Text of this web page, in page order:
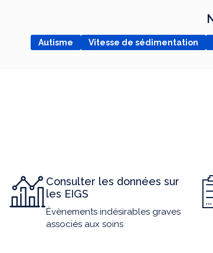
Autisme Vitesse de sédimentation
Consulter les données sur
les EIGS
Évènements indésirables graves
associés aux soins